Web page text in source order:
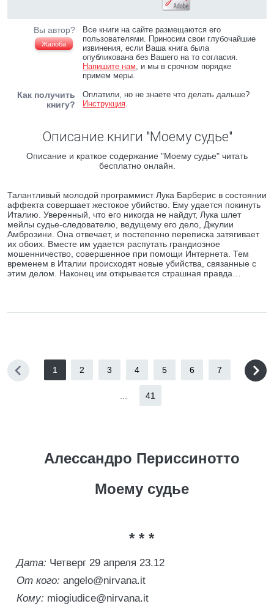
Вы автор?
Жалоба
Все книги на сайте размещаются его
пользователями. Приносим свои глубочайшие
извинения, если Ваша книга была
опубликована без Вашего на то согласия.
Напишите нам, и мы в срочном порядке
примем меры.
Как получить
книгу?
Оплатили, но не знаете что делать дальше?
Инструкция.
Описание книги "Моему судье"
Описание и краткое содержание "Моему судье" читать
бесплатно онлайн.
Талантливый молодой программист Лука Барберис в состоянии
аффекта совершает жестокое убийство. Ему удается покинуть
Италию. Уверенный, что его никогда не найдут, Лука шлет
мейлы судье-следователю, ведущему его дело, Джулии
Амброзини. Она отвечает, и постепенно переписка затягивает
их обоих. Вместе им удается распутать грандиозное
мошенничество, совершенное при помощи Интернета. Тем
временем в Италии происходят новые убийства, связанные с
этим делом. Наконец им открывается страшная правда…
1 2 3 4 5 6 7
41
Алессандро Периссинотто
Моему судье
* * *
Дата: Четверг 29 апреля 23.12
От кого: angelo@nirvana.it
Кому: miogiudice@nirvana.it